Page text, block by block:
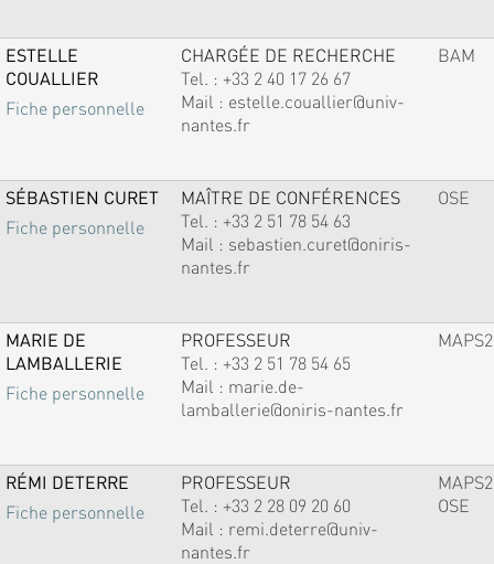
ESTELLE
COUALLIER
Fiche personnelle
CHARGÉE DE RECHERCHE
Tel. : +33 2 40 17 26 67
Mail : estelle.couallier@univ-
nantes.fr
BAM
SÉBASTIEN CURET
Fiche personnelle
MAÎTRE DE CONFÉRENCES
Tel. : +33 2 51 78 54 63
Mail : sebastien.curet@oniris-
nantes.fr
OSE
MARIE DE
LAMBALLERIE
Fiche personnelle
PROFESSEUR
Tel. : +33 2 51 78 54 65
Mail : marie.de-
lamballerie@oniris-nantes.fr
MAPS2
RÉMI DETERRE
Fiche personnelle
PROFESSEUR
Tel. : +33 2 28 09 20 60
Mail : remi.deterre@univ-
nantes.fr
MAPS2
OSE